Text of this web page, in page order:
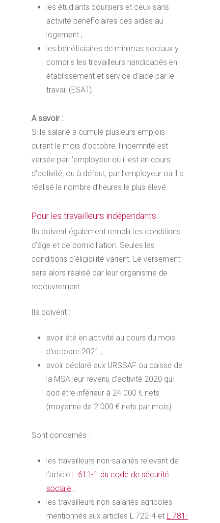
les étudiants boursiers et ceux sans
activité bénéficiaires des aides au
logement ;
les bénéficiaires de minimas sociaux y
compris les travailleurs handicapés en
établissement et service d’aide par le
travail (ESAT).
A savoir :
Si le salarié a cumulé plusieurs emplois
durant le mois d’octobre, l’indemnité est
versée par l’employeur où il est en cours
d’activité, ou à défaut, par l’employeur où il a
réalisé le nombre d’heures le plus élevé.
Pour les travailleurs indépendants :
Ils doivent également remplir les conditions
d’âge et de domiciliation. Seules les
conditions d’éligibilité varient. Le versement
sera alors réalisé par leur organisme de
recouvrement.
Ils doivent :
avoir été en activité au cours du mois
d’octobre 2021 ;
avoir déclaré aux URSSAF ou caisse de
la MSA leur revenu d’activité 2020 qui
doit être inférieur à 24 000 € nets
(moyenne de 2 000 € nets par mois).
Sont concernés :
les travailleurs non-salariés relevant de
l’article L.611-1 du code de sécurité
sociale ;
les travailleurs non-salariés agricoles
mentionnés aux articles L.722-4 et L.781-